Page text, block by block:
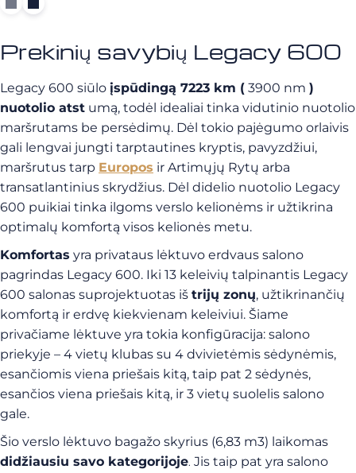
Prekinių savybių Legacy 600
Legacy 600 siūlo įspūdingą 7223 km ( 3900 nm )
nuotolio atst umą, todėl idealiai tinka vidutinio nuotolio
maršrutams be persėdimų. Dėl tokio pajėgumo orlaivis
gali lengvai jungti tarptautines kryptis, pavyzdžiui,
maršrutus tarp Europos ir Artimųjų Rytų arba
transatlantinius skrydžius. Dėl didelio nuotolio Legacy
600 puikiai tinka ilgoms verslo kelionėms ir užtikrina
optimalų komfortą visos kelionės metu.
Komfortas yra privataus lėktuvo erdvaus salono
pagrindas Legacy 600. Iki 13 keleivių talpinantis Legacy
600 salonas suprojektuotas iš trijų zonų, užtikrinančių
komfortą ir erdvę kiekvienam keleiviui. Šiame
privačiame lėktuve yra tokia konfigūracija: salono
priekyje – 4 vietų klubas su 4 dvivietėmis sėdynėmis,
esančiomis viena priešais kitą, taip pat 2 sėdynės,
esančios viena priešais kitą, ir 3 vietų suolelis salono
gale.
Šio verslo lėktuvo bagažo skyrius (6,83 m3) laikomas
didžiausiu savo kategorijoje. Jis taip pat yra salono